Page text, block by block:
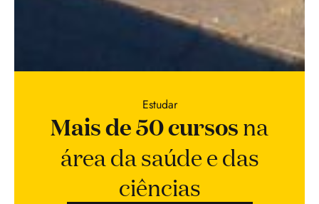
Estudar
Mais de 50 cursosna
área da saúde e das
ciências